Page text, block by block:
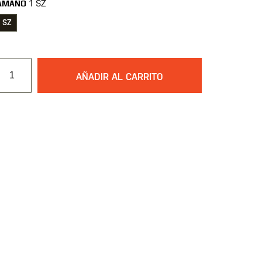
1 SZ
SZ
AÑADIR AL CARRITO